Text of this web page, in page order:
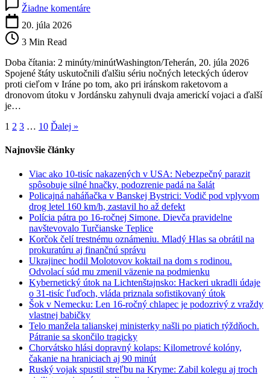
Žiadne komentáreUSA
na
Irán
po
smrti
20. júla 2026
3 Min Read
Doba čítania: 2 minúty/minútWashington/Teherán, 20. júla 2026
Spojené štáty uskutočnili ďalšiu sériu nočných leteckých úderov
proti cieľom v Iráne po tom, ako pri iránskom raketovom a
dronovom útoku v Jordánsku zahynuli dvaja americkí vojaci a ďalší
je…
1 2 3 … 10 Ďalej »
Najnovšie články
Viac ako 10-tisíc nakazených v USA: Nebezpečný parazit
spôsobuje silné hnačky, podozrenie padá na šalát
Policajná naháňačka v Banskej Bystrici: Vodič pod vplyvom
drog letel 160 km/h, zastavil ho až defekt
Polícia pátra po 16-ročnej Simone. Dievča pravidelne
navštevovalo Turčianske Teplice
Korčok čelí trestnému oznámeniu. Mladý Hlas sa obrátil na
prokuratúru aj finančnú správu
Ukrajinec hodil Molotovov koktail na dom s rodinou.
Odvolací súd mu zmenil väzenie na podmienku
Kybernetický útok na Lichtenštajnsko: Hackeri ukradli údaje
o 31-tisíc ľuďoch, vláda priznala sofistikovaný útok
Šok v Nemecku: Len 16-ročný chlapec je podozrivý z vraždy
vlastnej babičky
Telo manžela talianskej ministerky našli po piatich týždňoch.
Pátranie sa skončilo tragicky
Chorvátsko hlási dopravný kolaps: Kilometrové kolóny,
čakanie na hraniciach aj 90 minút
Ruský vojak spustil streľbu na Kryme: Zabil kolegu aj troch